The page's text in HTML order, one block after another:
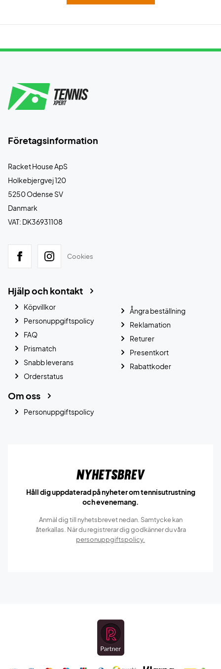
Företagsinformation
Racket House ApS
Holkebjergvej 120
5250 Odense SV
Danmark
VAT: DK36931108
Cookies
Hjälp och kontakt
Köpvillkor
Personuppgiftspolicy
FAQ
Prismatch
Snabb leverans
Orderstatus
Ångra beställning
Reklamation
Returer
Presentkort
Rabattkoder
Om oss
Personuppgiftspolicy
Nyhetsbrev
Håll dig uppdaterad på nyheter om tennisutrustning
och evenemang.
Anmäl dig till nyhetsbrevet nedan. Samtycke kan
återkallas. När du registrerar dig godkänner du våra
personuppgiftspolicy.